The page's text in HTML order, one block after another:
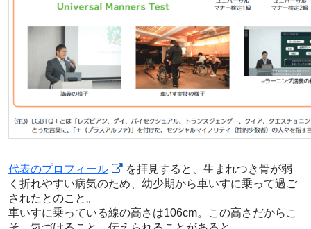
代表のプロフィール
を拝見すると、生まれつき骨が弱
く折れやすい病気のため、幼少期から車いすに乗って過ご
されたとのこと。
車いすに乗っている線の高さは106cm。この高さだからこ